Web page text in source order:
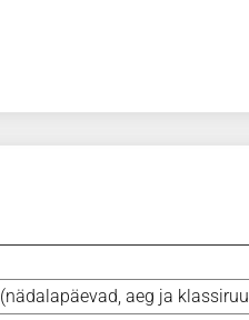
aeg ja